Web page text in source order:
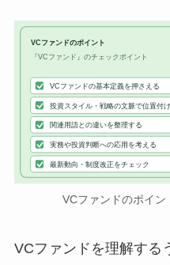
VCファンドのポイント
『VCファンド』のチェックポイント
VCファンドの基本定義を押さえる
投資スタイル・戦略の文脈で位置付
関連用語との違いを整理する
実務や投資判断への応用を考える
最新動向・制度改正をチェック
VCファンドのポイ
VCファンドを理解する